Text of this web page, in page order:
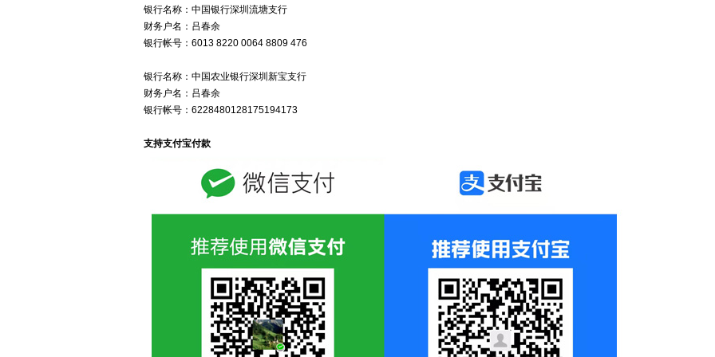
银行名称：中国银行深圳流塘支行
财务户名：吕春余
银行帐号：6013 8220 0064 8809 476
银行名称：中国农业银行深圳新宝支行
财务户名：吕春余
银行帐号：6228480128175194173
支持支付宝付款